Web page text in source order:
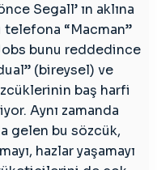
Segall’ ın aklına
“Macman”
bunu reddedince
(bireysel) ve
baş harfi
Aynı zamanda
gelen bu sözcük,
hazlar yaşamayı